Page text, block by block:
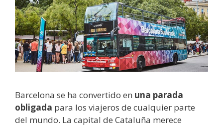
Barcelona se ha convertido en una parada
obligada para los viajeros de cualquier parte
del mundo. La capital de Cataluña merece